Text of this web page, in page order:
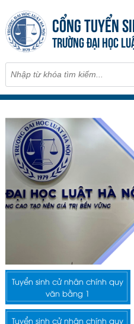
CỔNG TUYỂN
TRƯỜNG ĐẠI HỌC
Tuyển sinh cử nhân chính quy
văn bằng 1
Tuyển sinh cử nhân chính quy